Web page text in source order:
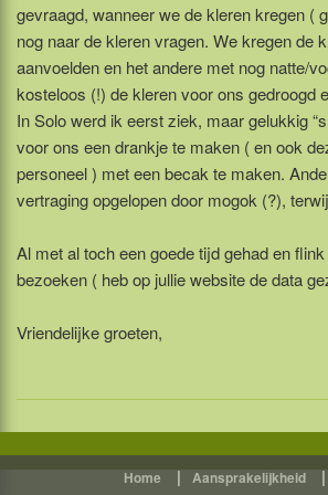
gevraagd, wanneer we de kleren kregen (
nog naar de kleren vragen. We kregen de
aanvoelden en het andere met nog natte/
kosteloos (!) de kleren voor ons gedroogd
In Solo werd ik eerst ziek, maar gelukkig
voor ons een drankje te maken ( en ook
personeel ) met een becak te maken.
vertraging opgelopen door mogok (?),
Al met al toch een goede tijd gehad en
bezoeken ( heb op jullie website de data
Vriendelijke groeten,
Home | Aansprakelijkheid |